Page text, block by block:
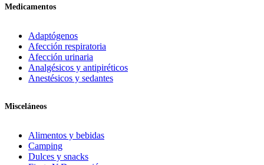
Medicamentos
Adaptógenos
Afección respiratoria
Afección urinaria
Analgésicos y antipiréticos
Anestésicos y sedantes
Misceláneos
Alimentos y bebidas
Camping
Dulces y snacks